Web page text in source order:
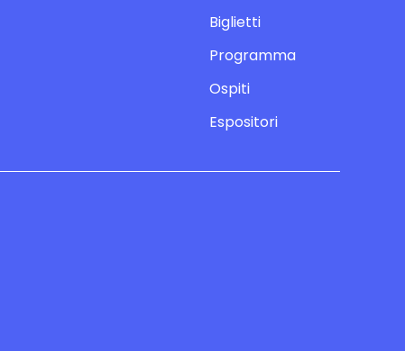
Biglietti
Programma
Ospiti
Espositori